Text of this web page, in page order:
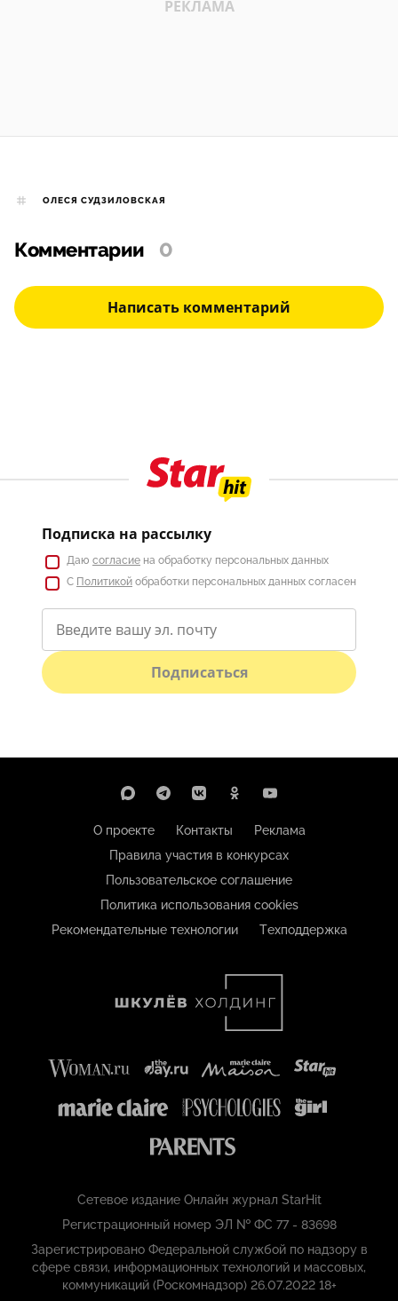
ОЛЕСЯ СУДЗИЛОВСКАЯ
Комментарии 0
Написать комментарий
Подписка на рассылку
Даю согласие на обработку персональных данных
С Политикой обработки персональных данных согласен
Подписаться
О проекте Контакты
Реклама
Правила участия в конкурсах
Пользовательское соглашение
Политика использования cookies
Рекомендательные технологии
Техподдержка
Сетевое издание Онлайн журнал StarHit
Регистрационный номер ЭЛ № ФС 77 - 83698
Зарегистрировано Федеральной службой по надзору в
сфере связи, информационных технологий и массовых,
коммуникаций (Роскомнадзор) 26.07.2022 18+